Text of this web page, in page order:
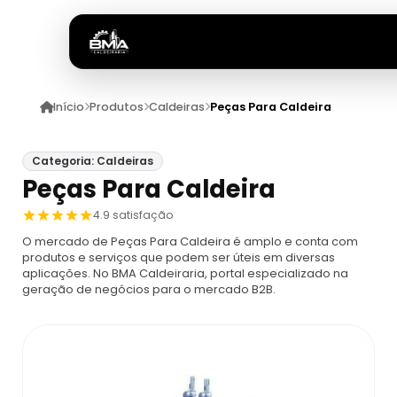
Início
Quem Somos
Caldeiras
Automação De Caldeiras
Caldeira De Recuperação Celulose
Inspecao Feitas Em Caldeiras
Cotar Inspeção De Caldeiras
Empresa De Montagem De Caldeiras A Gás
Caldeiras A Vapor
Anuncie
Início Produtos Caldeiras Peças Para Caldeira
Categoria: Caldeiras
Peças Para Caldeira
4.9 satisfação
O mercado de Peças Para Caldeira é amplo e conta com
produtos e serviços que podem ser úteis em diversas
aplicações. No BMA Caldeiraria, portal especializado na
geração de negócios para o mercado B2B.